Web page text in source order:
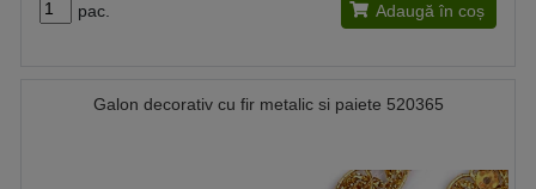
pac. Adaugă în coș
Galon decorativ cu fir metalic si paiete 520365